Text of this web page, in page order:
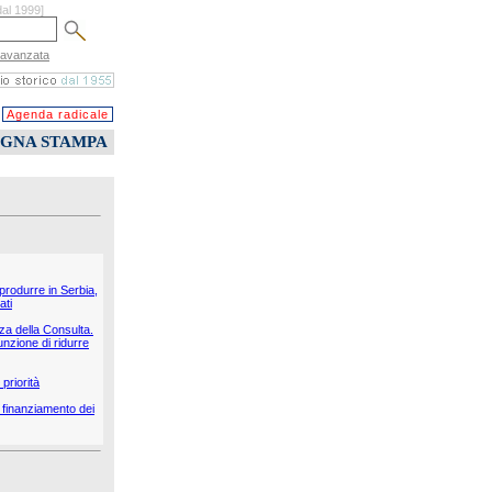
1999]
Agenda radicale
STAMPA
in Serbia,
della Consulta.
di ridurre
priorità
dei